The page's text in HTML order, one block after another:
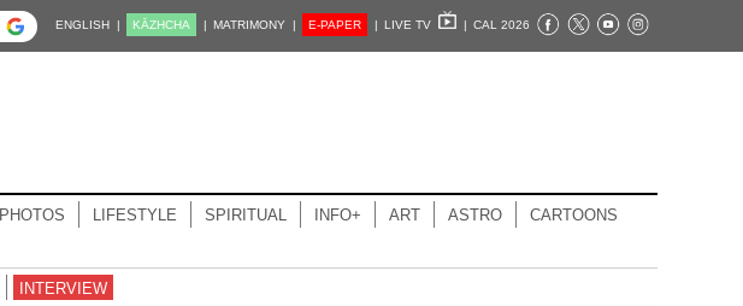
ENGLISH | KĀZHCHA | MATRIMONY | E-PAPER | LIVE TV | CAL 2026
PHOTOS LIFESTYLE SPIRITUAL INFO+ ART ASTRO CARTOONS
INTERVIEW